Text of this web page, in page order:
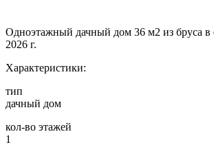
Одноэтажный дачный дом 36 м2 из бруса в
2026 г.
Характеристики:
тип
дачный дом
кол-во этажей
1